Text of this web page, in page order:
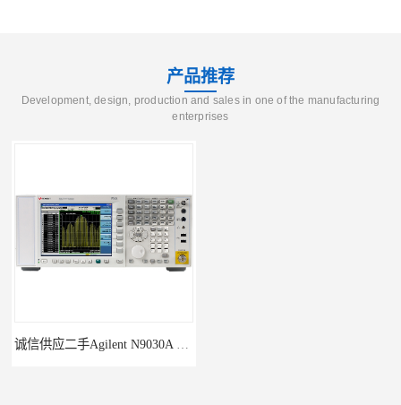
产品推荐
Development, design, production and sales in one of the manufacturing
enterprises
诚信供应二手Agilent N9030A 系列频谱分析仪